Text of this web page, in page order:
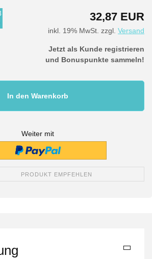
32,87 EUR
inkl. 19% MwSt. zzgl. Versand
Jetzt als Kunde registrieren
und Bonuspunkte sammeln!
In den Warenkorb
Weiter mit
PRODUKT EMPFEHLEN